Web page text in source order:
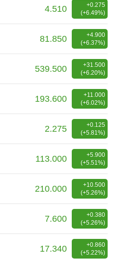
+0.275
(+6.49%)
4.510
+4.900
(+6.37%)
81.850
+31.500
(+6.20%)
539.500
+11.000
(+6.02%)
193.600
+0.125
(+5.81%)
2.275
+5.900
(+5.51%)
113.000
+10.500
(+5.26%)
210.000
+0.380
(+5.26%)
7.600
+0.860
(+5.22%)
17.340